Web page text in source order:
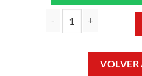
TOALLA FEMENINA DELGADA